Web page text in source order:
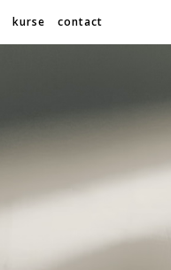
kurse contact